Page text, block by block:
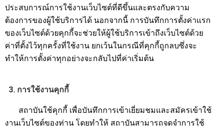
ประสบการณ์การใช้งานเว็บไซต์ที่ดีขึ้นและตรงกับความ
ต้องการของผู้ใช้บริการได้ นอกจากนี้ การบันทึกการตั้งค่าแรก
ของเว็บไซต์ด้วยคุกกี้จะช่วยให้ผู้ใช้บริการเข้าถึงเว็บไซต์ด้วย
ค่าที่ตั้งไว้ทุกครั้งที่ใช้งาน ยกเว้นในกรณีที่คุกกี้ถูกลบซึ่งจะ
ทำให้การตั้งค่าทุกอย่างจะกลับไปที่ค่าเริ่มต้น
3. การใช้งานคุกกี้
สถาบันใช้คุกกี้ เพื่อบันทึกการเข้าเยี่ยมชมและสมัครเข้าใช้
งานเว็บไซต์ของท่าน โดยทำให้ สถาบันสามารถจดจำการใช้